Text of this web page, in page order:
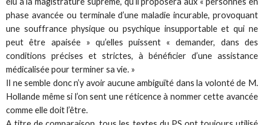
phase avancée ou terminale d’une maladie incurable, provoquant
une souffrance physique ou psychique insupportable et qui ne
peut être apaisée » qu’elles puissent « demander, dans des
conditions précises et strictes, à bénéficier d’une assistance
médicalisée pour terminer sa vie. »
Il ne semble donc n’y avoir aucune ambiguïté dans la volonté de M.
Hollande même si l’on sent une réticence à nommer cette avancée
comme elle doit l’être.